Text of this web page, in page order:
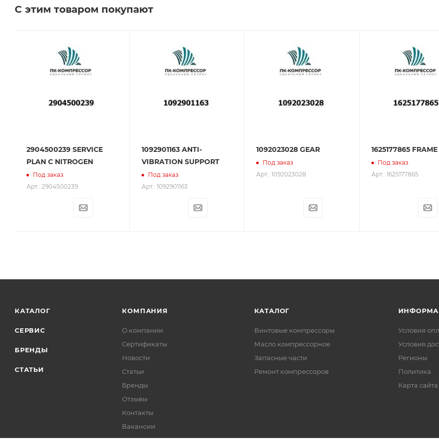
Сервисное обслуживание на всех этапах использования оборудования. ООО «ПК-Компрессор» - надежный
С этим товаром покупают
2904500239 SERVICE
PLAN C NITROGEN
Под заказ
Арт.: 2904500239
1092901163 ANTI-
VIBRATION SUPPORT
Под заказ
Арт.: 1092901163
1092023028 GEAR
Под заказ
Арт.: 1092023028
1625177865 FRAME
Под заказ
Арт.: 1625177865
КАТАЛОГ
СЕРВИС
БРЕНДЫ
СТАТЬИ
КОМПАНИЯ
О компании
Сертификаты
Новости
Статьи
Бренды
Отзывы
Контакты
Вакансии
КАТАЛОГ
Винтовые компрессоры
Масло компрессорное
Запасные части
Ремонт компрессоров
Условия
Условия
Регионы
Политика
Карта сайта